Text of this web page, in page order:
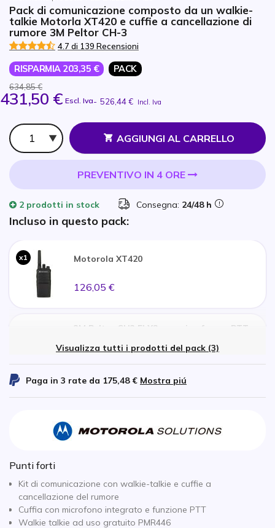
Pack di comunicazione composto da un walkie-
talkie Motorla XT420 e cuffie a cancellazione di
rumore 3M Peltor CH-3
4.7 di 139 Recensioni
RISPARMIA 203,35 € PACK
634,85 €
431,50 € Escl. Iva- 526,44 € Incl. Iva
Qtà
AGGIUNGI AL CARRELLO
PREVENTIVO IN 4 ORE
2 prodotti in stock Consegna: 24/48 h
Incluso in questo pack:
x1 Motorola XT420
126,05 €
3M Peltor CH3 FLX2 con microfono e PTT -
Visualizza tutti i prodotti del pack (3)
Paga in 3 rate da 175,48 € Mostra piú
Punti forti
Kit di comunicazione con walkie-talkie e cuffie a
cancellazione del rumore
Cuffia con microfono integrato e funzione PTT
Walkie talkie ad uso gratuito PMR446